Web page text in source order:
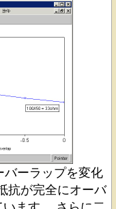
ーラップを変化
抗が完全にオーバ